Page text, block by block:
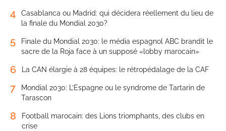
4
Casablanca ou Madrid: qui décidera réellement du lieu de
la finale du Mondial 2030?
5
Finale du Mondial 2030: le média espagnol ABC brandit le
sacre de la Roja face à un supposé «lobby marocain»
6 La CAN élargie à 28 équipes: le rétropédalage de la CAF
7
Mondial 2030: L’Espagne ou le syndrome de Tartarin de
Tarascon
8
Football marocain: des Lions triomphants, des clubs en
crise